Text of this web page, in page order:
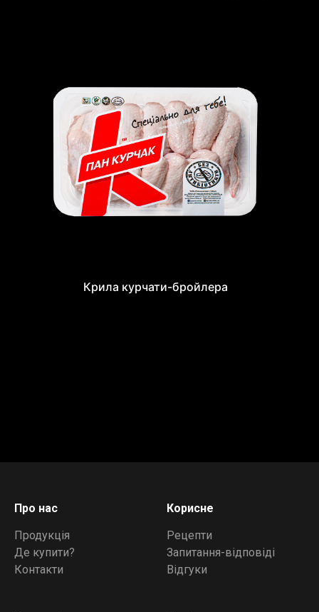
Крила курчати-бройлера
Про нас
Продукція
Де купити?
Контакти
Корисне
Рецепти
Запитання-відповіді
Відгуки